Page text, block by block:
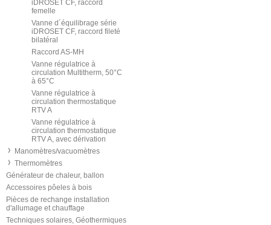
iDROSET CF, raccord
femelle
Vanne d´équilibrage série
iDROSET CF, raccord fileté
bilatéral
Raccord AS-MH
Vanne régulatrice à
circulation Multitherm, 50°C
à 65°C
Vanne régulatrice à
circulation thermostatique
RTV A
Vanne régulatrice à
circulation thermostatique
RTV A, avec dérivation
Manomètres/vacuomètres
Thermomètres
Générateur de chaleur, ballon
Accessoires pôeles à bois
Pièces de rechange installation
d'allumage et chauffage
Techniques solaires, Géothermiques